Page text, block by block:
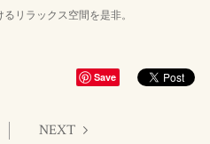
リラックス空間を是非。
Save
NEXT